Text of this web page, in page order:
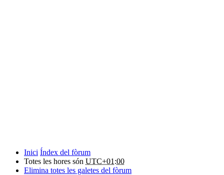
Inici Índex del fòrum
Totes les hores són UTC+01:00
Elimina totes les galetes del fòrum